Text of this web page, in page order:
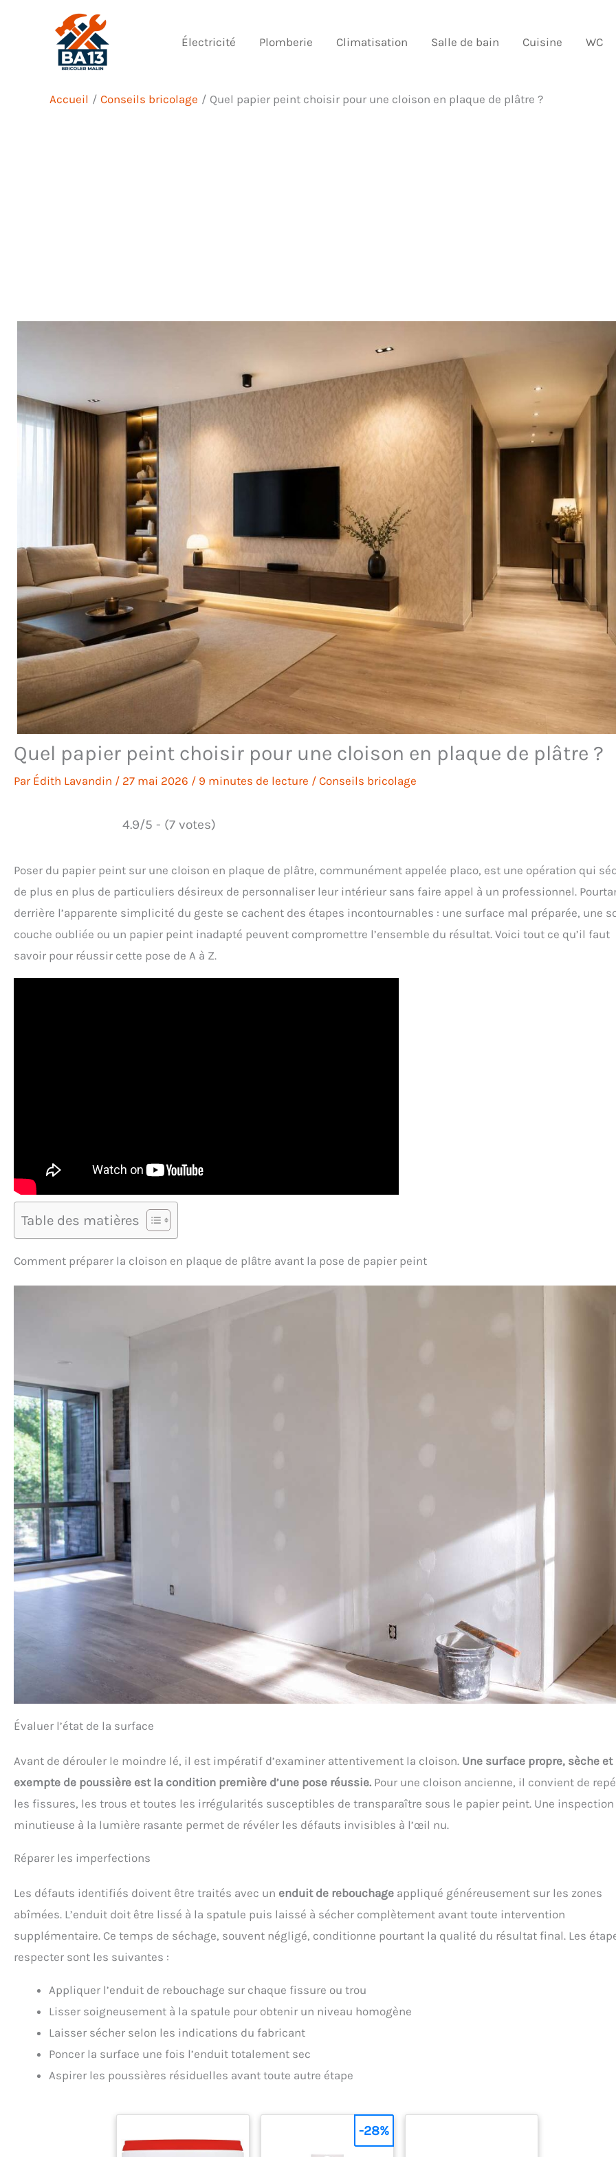
Électricité Plomberie Climatisation Salle de bain Cuisine WC
Accueil Conseils bricolage Quel papier peint choisir pour une cloison en plaque de plâtre ?
Quel papier peint choisir pour une cloison en plaque de plâtre ?
Par Édith Lavandin / 27 mai 2026 / 9 minutes de lecture / Conseils bricolage
4.9/5 - (7 votes)
Poser du papier peint sur une cloison en plaque de plâtre, communément appelée placo, est une opération qui
de plus en plus de particuliers désireux de personnaliser leur intérieur sans faire appel à un professionnel.
derrière l’apparente simplicité du geste se cachent des étapes incontournables : une surface mal préparée, une
couche oubliée ou un papier peint inadapté peuvent compromettre l’ensemble du résultat. Voici tout ce qu’il faut
savoir pour réussir cette pose de A à Z.
Table des matières
Comment préparer la cloison en plaque de plâtre avant la pose de papier peint
Évaluer l’état de la surface
Avant de dérouler le moindre lé, il est impératif d’examiner attentivement la cloison. Une surface propre, sèche et
exempte de poussière est la condition première d’une pose réussie. Pour une cloison ancienne, il convient de
les fissures, les trous et toutes les irrégularités susceptibles de transparaître sous le papier peint. Une inspection
minutieuse à la lumière rasante permet de révéler les défauts invisibles à l’œil nu.
Réparer les imperfections
Les défauts identifiés doivent être traités avec un enduit de rebouchage appliqué généreusement sur les zones
abîmées. L’enduit doit être lissé à la spatule puis laissé à sécher complètement avant toute intervention
supplémentaire. Ce temps de séchage, souvent négligé, conditionne pourtant la qualité du résultat final. Les
respecter sont les suivantes :
Appliquer l’enduit de rebouchage sur chaque fissure ou trou
Lisser soigneusement à la spatule pour obtenir un niveau homogène
Laisser sécher selon les indications du fabricant
Poncer la surface une fois l’enduit totalement sec
Aspirer les poussières résiduelles avant toute autre étape
-28%